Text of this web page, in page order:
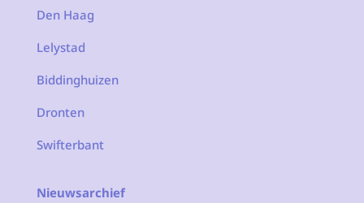
Den Haag
Lelystad
Biddinghuizen
Dronten
Swifterbant
Nieuwsarchief